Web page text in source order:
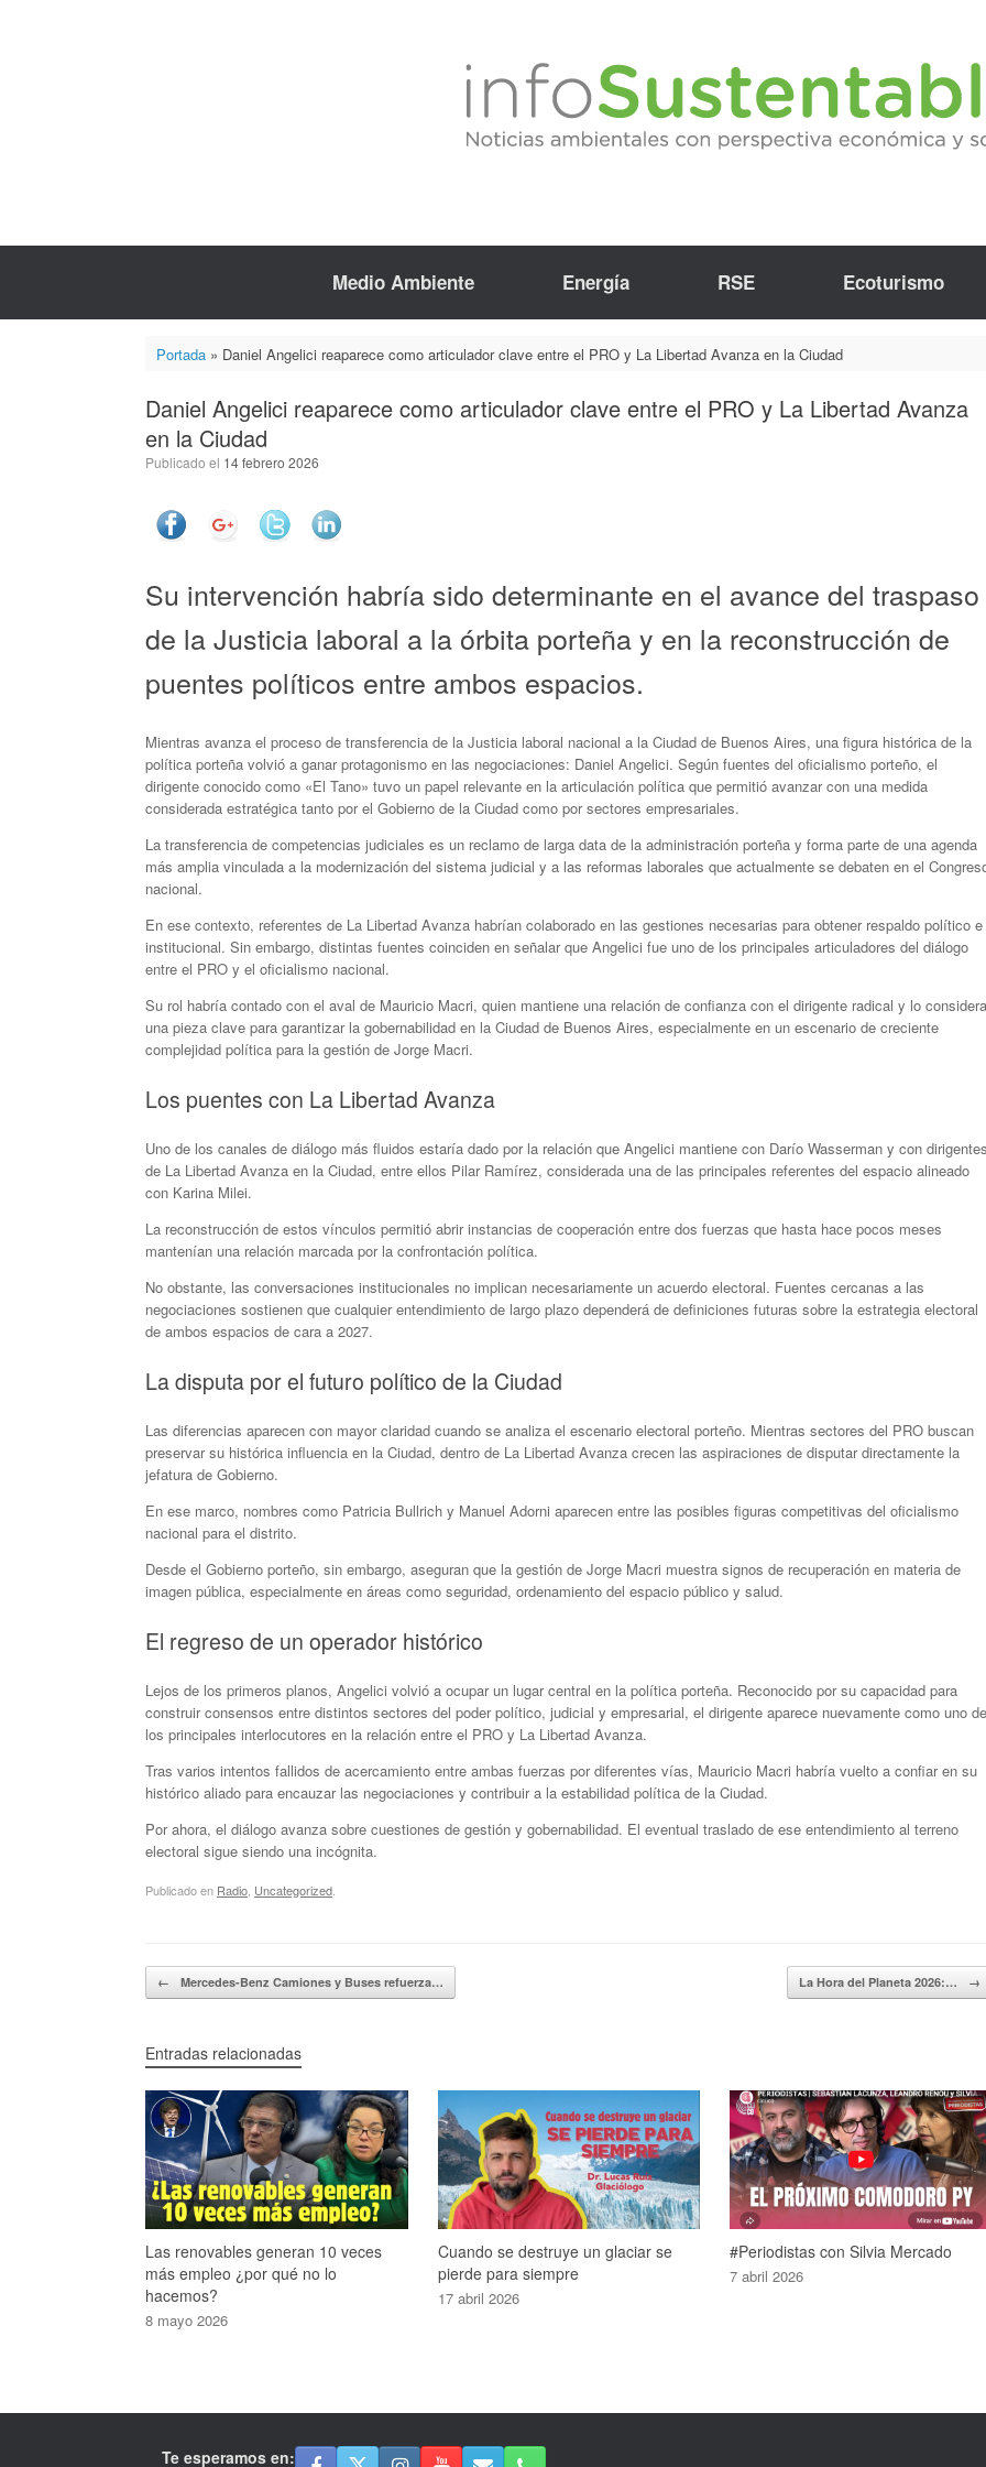
Medio Ambiente Energía RSE Ecoturismo
Portada» Daniel Angelici reaparece como articulador clave entre el PRO y La Libertad Avanza en la Ciudad
Daniel Angelici reaparece como articulador clave entre el PRO y La Libertad Avanza
en la Ciudad
Publicado el 14 febrero 2026
Su intervención habría sido determinante en el avance del traspaso
de la Justicia laboral a la órbita porteña y en la reconstrucción de
puentes políticos entre ambos espacios.
Mientras avanza el proceso de transferencia de la Justicia laboral nacional a la Ciudad de Buenos Aires, una figura histórica de la
política porteña volvió a ganar protagonismo en las negociaciones: Daniel Angelici. Según fuentes del oficialismo porteño, el
dirigente conocido como «El Tano» tuvo un papel relevante en la articulación política que permitió avanzar con una medida
considerada estratégica tanto por el Gobierno de la Ciudad como por sectores empresariales.
La transferencia de competencias judiciales es un reclamo de larga data de la administración porteña y forma parte de una agenda
más amplia vinculada a la modernización del sistema judicial y a las reformas laborales que actualmente se debaten en el
nacional.
En ese contexto, referentes de La Libertad Avanza habrían colaborado en las gestiones necesarias para obtener respaldo político e
institucional. Sin embargo, distintas fuentes coinciden en señalar que Angelici fue uno de los principales articuladores del diálogo
entre el PRO y el oficialismo nacional.
Su rol habría contado con el aval de Mauricio Macri, quien mantiene una relación de confianza con el dirigente radical y lo considera
una pieza clave para garantizar la gobernabilidad en la Ciudad de Buenos Aires, especialmente en un escenario de creciente
complejidad política para la gestión de Jorge Macri.
Los puentes con La Libertad Avanza
Uno de los canales de diálogo más fluidos estaría dado por la relación que Angelici mantiene con Darío Wasserman y con
de La Libertad Avanza en la Ciudad, entre ellos Pilar Ramírez, considerada una de las principales referentes del espacio alineado
con Karina Milei.
La reconstrucción de estos vínculos permitió abrir instancias de cooperación entre dos fuerzas que hasta hace pocos meses
mantenían una relación marcada por la confrontación política.
No obstante, las conversaciones institucionales no implican necesariamente un acuerdo electoral. Fuentes cercanas a las
negociaciones sostienen que cualquier entendimiento de largo plazo dependerá de definiciones futuras sobre la estrategia electoral
de ambos espacios de cara a 2027.
La disputa por el futuro político de la Ciudad
Las diferencias aparecen con mayor claridad cuando se analiza el escenario electoral porteño. Mientras sectores del PRO buscan
preservar su histórica influencia en la Ciudad, dentro de La Libertad Avanza crecen las aspiraciones de disputar directamente la
jefatura de Gobierno.
En ese marco, nombres como Patricia Bullrich y Manuel Adorni aparecen entre las posibles figuras competitivas del oficialismo
nacional para el distrito.
Desde el Gobierno porteño, sin embargo, aseguran que la gestión de Jorge Macri muestra signos de recuperación en materia de
imagen pública, especialmente en áreas como seguridad, ordenamiento del espacio público y salud.
El regreso de un operador histórico
Lejos de los primeros planos, Angelici volvió a ocupar un lugar central en la política porteña. Reconocido por su capacidad para
construir consensos entre distintos sectores del poder político, judicial y empresarial, el dirigente aparece nuevamente como uno de
los principales interlocutores en la relación entre el PRO y La Libertad Avanza.
Tras varios intentos fallidos de acercamiento entre ambas fuerzas por diferentes vías, Mauricio Macri habría vuelto a confiar en su
histórico aliado para encauzar las negociaciones y contribuir a la estabilidad política de la Ciudad.
Por ahora, el diálogo avanza sobre cuestiones de gestión y gobernabilidad. El eventual traslado de ese entendimiento al terreno
electoral sigue siendo una incógnita.
Publicado en Radio Uncategorized
Navegador de artículos
← Mercedes-Benz Camiones y Buses refuerza… La Hora del Planeta 2026:… →
Entradas relacionadas
Las renovables generan 10 veces
más empleo ¿por qué no lo
hacemos?
8 mayo 2026
Cuando se destruye un glaciar se
pierde para siempre
17 abril 2026
#Periodistas con Silvia Mercado
7 abril 2026
Te esperamos en: